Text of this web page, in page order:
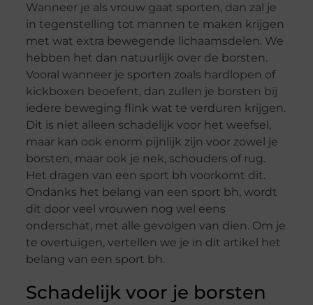
Wanneer je als vrouw gaat sporten, dan zal je
in tegenstelling tot mannen te maken krijgen
met wat extra bewegende lichaamsdelen. We
hebben het dan natuurlijk over de borsten.
Vooral wanneer je sporten zoals hardlopen of
kickboxen beoefent, dan zullen je borsten bij
iedere beweging flink wat te verduren krijgen.
Dit is niet alleen schadelijk voor het weefsel,
maar kan ook enorm pijnlijk zijn voor zowel je
borsten, maar ook je nek, schouders of rug.
Het dragen van een sport bh voorkomt dit.
Ondanks het belang van een sport bh, wordt
dit door veel vrouwen nog wel eens
onderschat, met alle gevolgen van dien. Om je
te overtuigen, vertellen we je in dit artikel het
belang van een sport bh.
Schadelijk voor je borsten